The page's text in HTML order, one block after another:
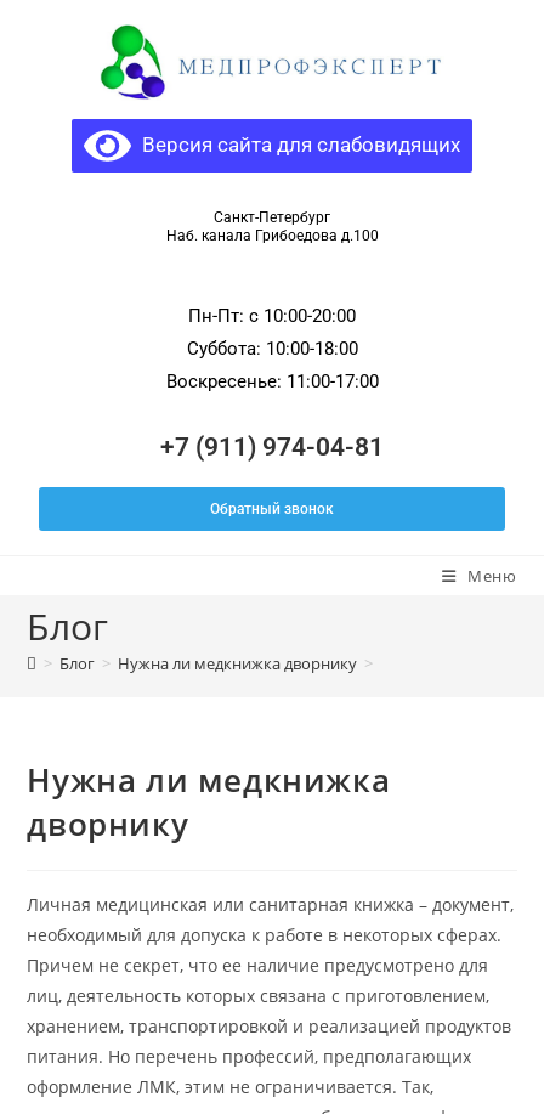
Версия сайта для слабовидящих
Санкт-Петербург
Наб. канала Грибоедова д.100
Пн-Пт: c 10:00-20:00
Суббота: 10:00-18:00
Воскресенье: 11:00-17:00
+7 (911) 974-04-81
Обратный звонок
Меню
Блог
> Блог > Нужна ли медкнижка дворнику >
Нужна ли медкнижка
дворнику
Личная медицинская или санитарная книжка – документ,
необходимый для допуска к работе в некоторых сферах.
Причем не секрет, что ее наличие предусмотрено для
лиц, деятельность которых связана с приготовлением,
хранением, транспортировкой и реализацией продуктов
питания. Но перечень профессий, предполагающих
оформление ЛМК, этим не ограничивается. Так,